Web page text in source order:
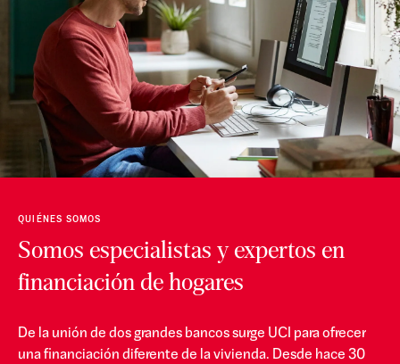
QUIÉNES SOMOS
Somos especialistas y expertos en
financiación de hogares
De la unión de dos grandes bancos surge UCI para ofrecer
una financiación diferente de la vivienda. Desde hace 30